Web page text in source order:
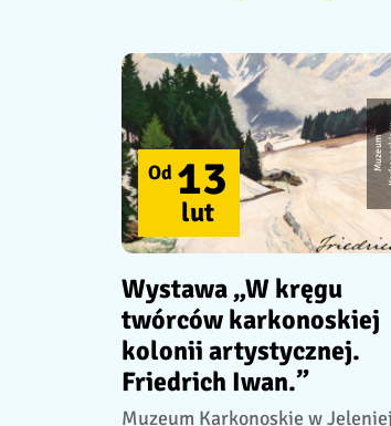
M
u
z
e
u
m
K
a
r
k
o
n
o
s
ki
e
J
e
l
e
ni
e
j
G
ó
r
z
Od 13
lut
Wystawa „W kręgu
twórców karkonoskiej
kolonii artystycznej.
Friedrich Iwan.”
Muzeum Karkonoskie w Jeleniej